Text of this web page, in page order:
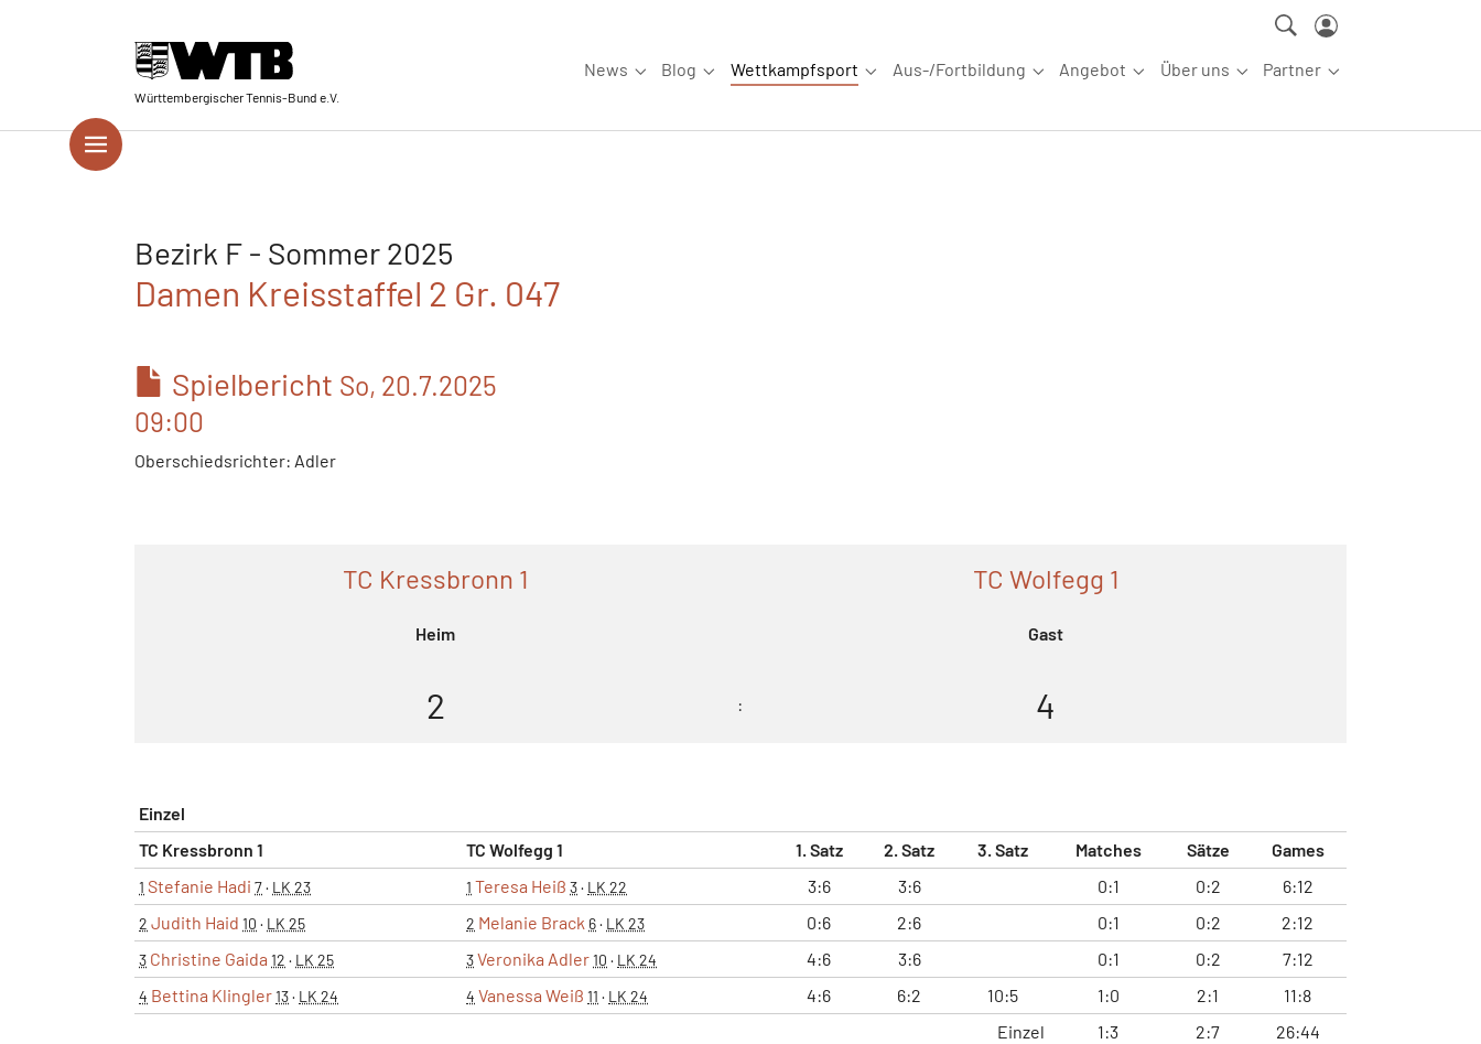
Württembergischer Tennis-Bund e.V.
News
Submenu for "News"
Blog
Submenu for "Blog"
Wettkampfsport
Submenu for "Wettkampfsport"
Aus-/Fortbildung
Submenu for "Aus-/Fortbildung"
Angebot
Submenu for "Angebot"
Über uns
Submenu for "Über uns"
Partner
Submenu for
Bezirk F - Sommer 2025
Damen Kreisstaffel 2 Gr. 047
Spielbericht So, 20.7.2025
09:00
Oberschiedsrichter: Adler
TC Kressbronn 1
Heim
TC Wolfegg 1
Gast
2 : 4
Einzel
TC Kressbronn 1
TC Wolfegg 1 1. Satz 2. Satz 3. Satz Matches Sätze Games
1 Stefanie Hadi 7· LK 23 1 Teresa Heiß 3· LK 22 3:6 3:6 0:1 0:2 6:12
2 Judith Haid 10 · LK 25 2 Melanie Brack 6· LK 23 0:6 2:6 0:1 0:2 2:12
3 Christine Gaida 12 · LK 25 3Veronika Adler10 · LK 24 4:6 3:6 0:1 0:2 7:12
4 Bettina Klingler13· LK 24 4 Vanessa Weiß 11 · LK 24 4:6 6:2 10:5 1:0 2:1
11:8
Einzel
1:3 2:7
26:44